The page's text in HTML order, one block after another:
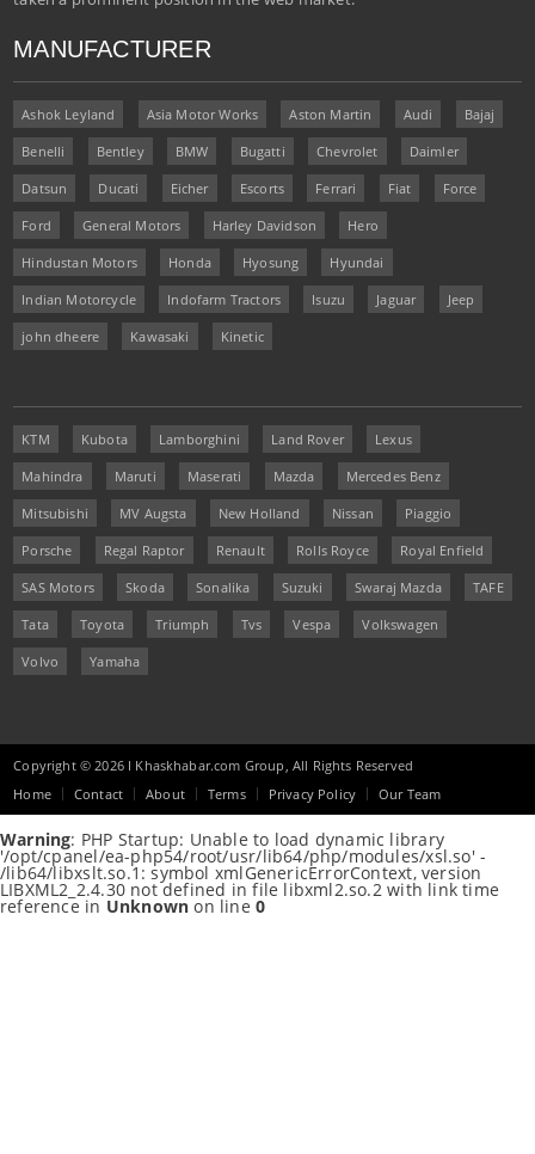
MANUFACTURER
Ashok Leyland Asia Motor Works Aston Martin Audi Bajaj
Benelli Bentley BMW Bugatti Chevrolet Daimler
Datsun Ducati Eicher Escorts Ferrari Fiat Force
Ford General Motors Harley Davidson Hero
Hindustan Motors Honda Hyosung Hyundai
Indian Motorcycle Indofarm Tractors Isuzu Jaguar Jeep
john dheere Kawasaki Kinetic
KTM Kubota Lamborghini Land Rover Lexus
Mahindra Maruti Maserati Mazda Mercedes Benz
Mitsubishi MV Augsta New Holland Nissan Piaggio
Porsche Regal Raptor Renault Rolls Royce Royal Enfield
SAS Motors Skoda Sonalika Suzuki Swaraj Mazda TAFE
Tata Toyota Triumph Tvs Vespa Volkswagen
Volvo Yamaha
Copyright © 2026 I Khaskhabar.com Group, All Rights Reserved
Home
Contact About Terms Privacy Policy Our Team
Warning: PHP Startup: Unable to load dynamic library
'/opt/cpanel/ea-php54/root/usr/lib64/php/modules/xsl.so' -
/lib64/libxslt.so.1: symbol xmlGenericErrorContext, version
LIBXML2_2.4.30 not defined in file libxml2.so.2 with link time
reference in Unknown on line0